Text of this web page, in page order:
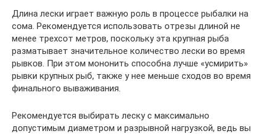
Длина лески играет важную роль в процессе рыбалки на
сома. Рекомендуется использовать отрезы длиной не
менее трехсот метров, поскольку эта крупная рыба
разматывает значительное количество лески во время
рывков. При этом мононить способна лучше «усмирить»
рывки крупных рыб, также у нее меньше сходов во время
финального вываживания.
Рекомендуется выбирать леску с максимально
допустимым диаметром и разрывной нагрузкой, ведь вы